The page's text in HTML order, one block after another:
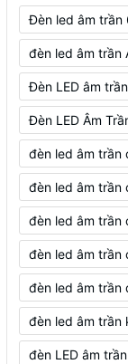
Đèn led âm
đèn led âm trần
Đèn LED âm
Đèn LED Âm
đèn led âm trần
đèn led âm trần
đèn led âm trần
đèn led âm trần
đèn led âm trần
đèn led âm trần
đèn LED âm